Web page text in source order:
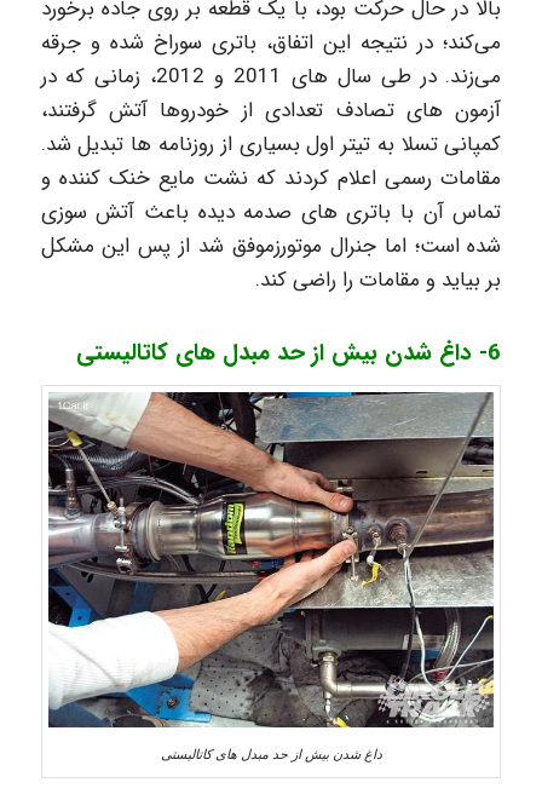
بالا در حال حرکت بود، با یک قطعه بر روی جاده برخورد
می‌کند؛ در نتیجه این اتفاق، باتری سوراخ شده و جرقه
می‌زند. در طی سال های 2011 و 2012، زمانی که در
آزمون های تصادف تعدادی از خودروها آتش گرفتند،
کمپانی تسلا به تیتر اول بسیاری از روزنامه ها تبدیل شد.
مقامات رسمی اعلام کردند که نشت مایع خنک کننده و
تماس آن با باتری های صدمه دیده باعث آتش سوزی
شده است؛ اما جنرال موتورزموفق شد از پس این مشکل
بر بیاید و مقامات را راضی کند.
6- داغ شدن بیش از حد مبدل های کاتالیستی
داغ شدن بیش از حد مبدل های کاتالیستی